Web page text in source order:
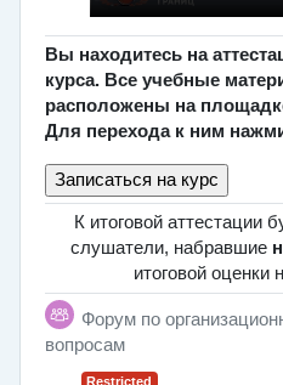
Вы находитесь на
курса. Все учебные
расположены на
Для перехода к ним
К итоговой аттестации
слушатели, набравшие
итоговой оценки
Форум по
вопросамForum
Restricted